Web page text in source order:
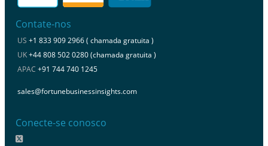
Contate-nos
US +1 833 909 2966 ( chamada gratuita )
UK+44 808 502 0280 (chamada gratuita )
APAC +91 744 740 1245
sales@fortunebusinessinsights.com
Conecte-se conosco